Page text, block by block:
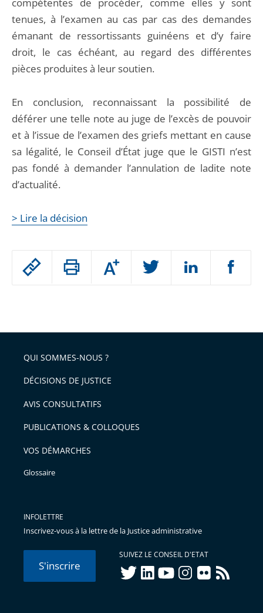
Passer
arriver
après
Augmenter
ou
l'article
pour
avant
tenues, à l’examen au cas par cas des demandes
émanant de ressortissants guinéens et d’y faire
droit, le cas échéant, au regard des différentes
pièces produites à leur soutien.
En conclusion, reconnaissant la possibilité de
déférer une telle note au juge de l’excès de pouvoir
et à l’issue de l’examen des griefs mettant en cause
sa légalité, le Conseil d’État juge que le GISTI n’est
pas fondé à demander l’annulation de ladite note
d’actualité.
> Lire la décision
QUI SOMMES-NOUS ?
DÉCISIONS DE JUSTICE
AVIS CONSULTATIFS
PUBLICATIONS & COLLOQUES
VOS DÉMARCHES
Glossaire
INFOLETTRE
Inscrivez-vous à la lettre de la Justice administrative
S'inscrire
SUIVEZ LE CONSEIL D'ETAT
twitterlinkedInyoutubeinstagram
flickr rss